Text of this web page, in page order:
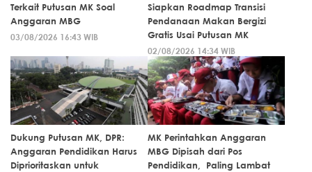
Terkait Putusan MK Soal
Anggaran MBG
03/08/2026 16:43 WIB
Siapkan Roadmap Transisi
Pendanaan Makan Bergizi
Gratis Usai Putusan MK
02/08/2026 14:34 WIB
Dukung Putusan MK, DPR:
Anggaran Pendidikan Harus
Diprioritaskan untuk
MK Perintahkan Anggaran
MBG Dipisah dari Pos
Pendidikan, Paling Lambat